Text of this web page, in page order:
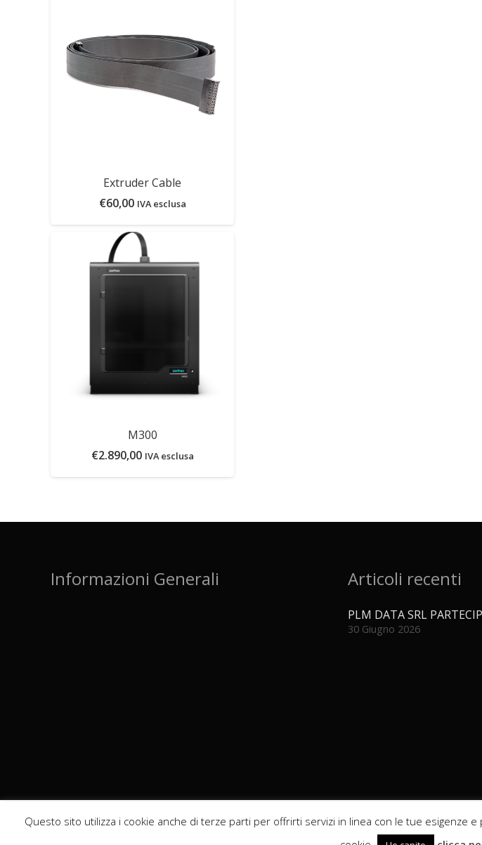
€196,00
Extruder Cable
€60,00 IVA esclusa
M300
€2.890,00 IVA esclusa
Informazioni Generali Articoli recenti
PLM DATA SRL
30 Giugno 2026
Plmdata p.iva 05323841212
Questo sito utilizza i cookie anche di terze parti per offrirti servizi in linea con le tue esigenze